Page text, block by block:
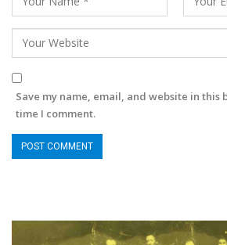
Save my name, email, and website in this
time I comment.